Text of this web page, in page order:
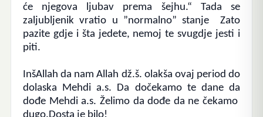
će njegova ljubav prema šejhu.“ Tada se
zaljubljenik vratio u ”normalno” stanjeZato
pazite gdje i šta jedete, nemoj te svugdje jesti i
piti.
InšAllah da nam Allah dž.š. olakša ovaj period do
dolaska Mehdi a.s.
Da dočekamo te dane da
dođe Mehdi a.s. Želimo da dođe da ne čekamo
dugo. Dosta je bilo!